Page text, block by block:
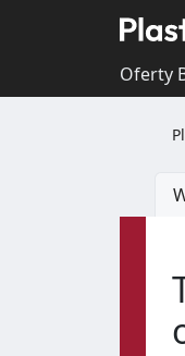
Oferty